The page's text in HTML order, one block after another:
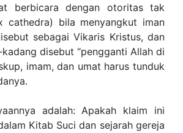
berbicara dengan otoritas tak
cathedra) bila menyangkut iman
sebagai Vikaris Kristus, dan
disebut “pengganti Allah di
imam, dan umat harus tunduk
adalah: Apakah klaim ini
Kitab Suci dan sejarah gereja